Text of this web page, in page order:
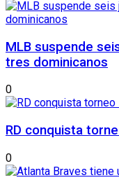
MLB suspende
tres dominicanos
0
RD conquista
0